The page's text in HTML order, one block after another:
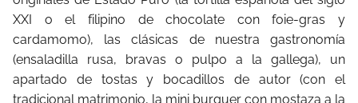
XXI o el filipino de chocolate con foie-gras y
cardamomo), las clásicas de nuestra gastronomía
(ensaladilla rusa, bravas o pulpo a la gallega), un
apartado de tostas y bocadillos de autor (con el
tradicional matrimonio, la mini burguer con mostaza a la